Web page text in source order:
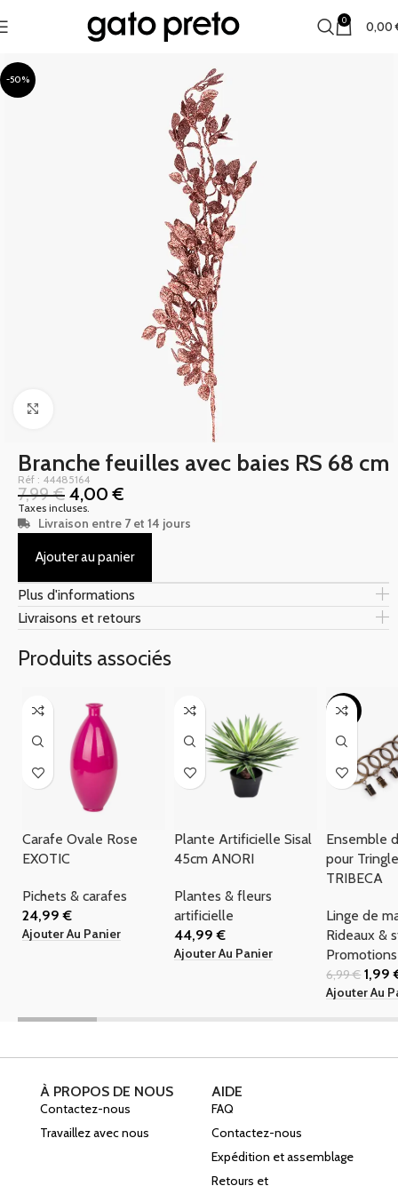
0 0,00
-50%
Branche feuilles avec baies RS 68 cm
Réf : 44485164
7,99€ 4,00€
Taxes incluses.
Livraison entre 7 et 14 jours
Ajouter au panier
Plus d'informations
Livraisons et retours
Produits associés
Carafe Ovale Rose
EXOTIC
Pichets & carafes
24,99€
Ajouter Au Panier
Plante Artificielle Sisal
45cm ANORI
Plantes & fleurs
artificielle
44,99€
Ajouter Au Panier
-72%
Ensemble
pour
TRIBECA
Linge de
Rideaux &
Promotions
6,99€ 1,99
Ajouter Au
À PROPOS DE NOUS
Contactez-nous
Travaillez avec nous
AIDE
FAQ
Contactez-nous
Expédition et assemblage
Retours et